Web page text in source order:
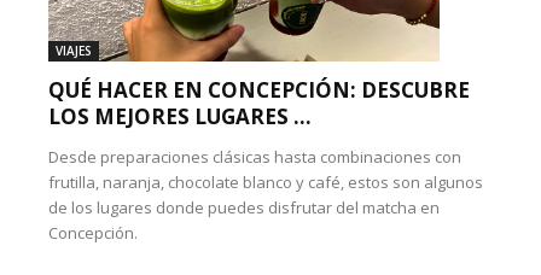
VIAJES
QUÉ HACER EN CONCEPCIÓN: DESCUBRE
LOS MEJORES LUGARES ...
Desde preparaciones clásicas hasta combinaciones con
frutilla, naranja, chocolate blanco y café, estos son algunos
de los lugares donde puedes disfrutar del matcha en
Concepción.